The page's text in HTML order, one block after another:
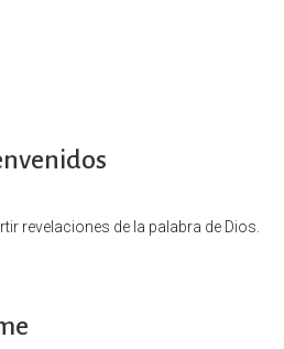
revelaciones de la palabra de Dios.